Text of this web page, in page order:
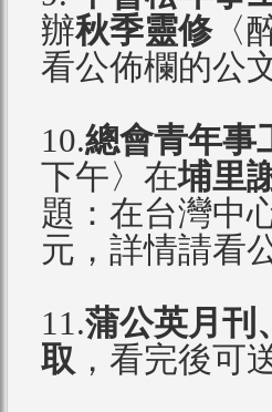
辦秋季靈修〈
看公佈欄的公
10.總會青年事
下午〉在埔里
題：在台灣中
元，詳情請看
11.蒲公英月刊
取 ，看完後可